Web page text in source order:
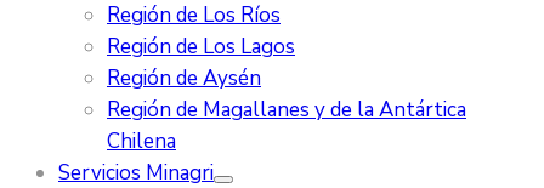
Región de Los Ríos
Región de Los Lagos
Región de Aysén
Región de Magallanes y de la Antártica
Chilena
Servicios Minagri